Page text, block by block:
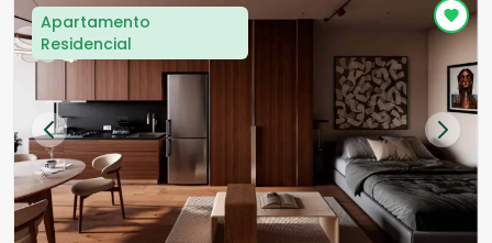
Apartamento
Residencial